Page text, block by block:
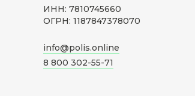
ИНН: 7810745660
ОГРН: 1187847378070
info@polis.online
8 800 302-55-71